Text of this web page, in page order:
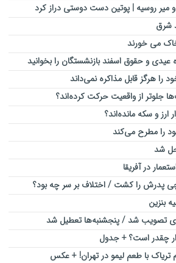
میر روسیه | پوتین دست دوستی دراز کرد
شرق
می خورند
عیدی و حقوق اسفند بازنشستگان را بخوانید
را هرگز قابل مذاکره نمی‌داند
جلوتر از واقعیت حرکت کرده‌اند؟
ارز و سکه مانده‌اند؟
را مطرح می‌کند
شد
در آفریقا
پدرش را کشت / اختلاف بر سر چه بود؟
بنزین
تصویب شد / پنجشنبه‌ها تعطیل شد
چقدر است؟ + جدول